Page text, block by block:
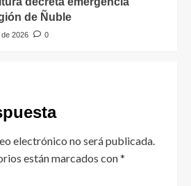
de Ñuble
2026 0
electrónico no será publicada.
están marcados con*